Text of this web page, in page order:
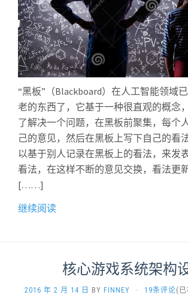
“黑板”（Blackboard）在人工智能领域
老的东西了，它基于一种很直观的概念
了解决一个问题，在黑板前聚集，每个
己的意见，然后在黑板上写下自己的看
以基于别人记录在黑板上的看法，来发
看法，在这样不断的意见交换，看法更
[……]
继续阅读
核心游戏系统架构
2016 年 2 月 14 日 BY FINNEY · 19条评论(